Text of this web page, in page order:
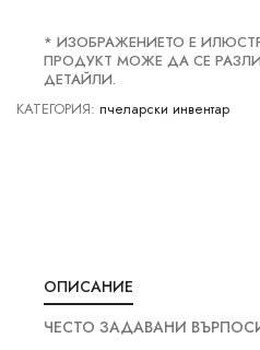
* ИЗОБРАЖЕНИЕТО Е
ПРОДУКТ МОЖЕ ДА СЕ
ДЕТАЙЛИ.
КАТЕГОРИЯ: пчеларски инвентар
ОПИСАНИЕ
ЧЕСТО ЗАДАВАНИ